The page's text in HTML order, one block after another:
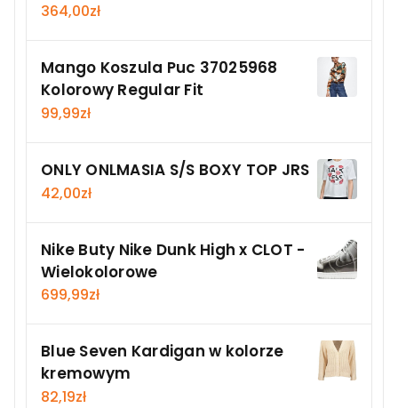
364,00zł
Mango Koszula Puc 37025968
Kolorowy Regular Fit
99,99zł
ONLY ONLMASIA S/S BOXY TOP JRS
42,00zł
Nike Buty Nike Dunk High x CLOT -
Wielokolorowe
699,99zł
Blue Seven Kardigan w kolorze
kremowym
82,19zł